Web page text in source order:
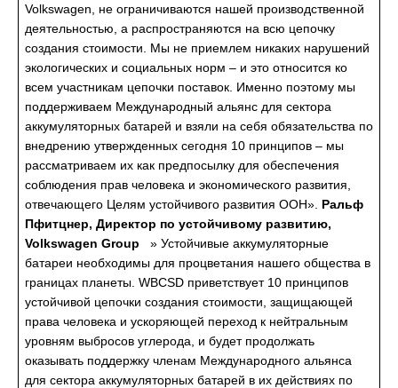
Volkswagen, не ограничиваются нашей производственной
деятельностью, а распространяются на всю цепочку
создания стоимости. Мы не приемлем никаких нарушений
экологических и социальных норм – и это относится ко
всем участникам цепочки поставок. Именно поэтому мы
поддерживаем Международный альянс для сектора
аккумуляторных батарей и взяли на себя обязательства по
внедрению утвержденных сегодня 10 принципов – мы
рассматриваем их как предпосылку для обеспечения
соблюдения прав человека и экономического развития,
отвечающего Целям устойчивого развития ООН». Ральф
Пфитцнер, Директор по устойчивому развитию,
Volkswagen Group » Устойчивые аккумуляторные
батареи необходимы для процветания нашего общества в
границах планеты. WBCSD приветствует 10 принципов
устойчивой цепочки создания стоимости, защищающей
права человека и ускоряющей переход к нейтральным
уровням выбросов углерода, и будет продолжать
оказывать поддержку членам Международного альянса
для сектора аккумуляторных батарей в их действиях по